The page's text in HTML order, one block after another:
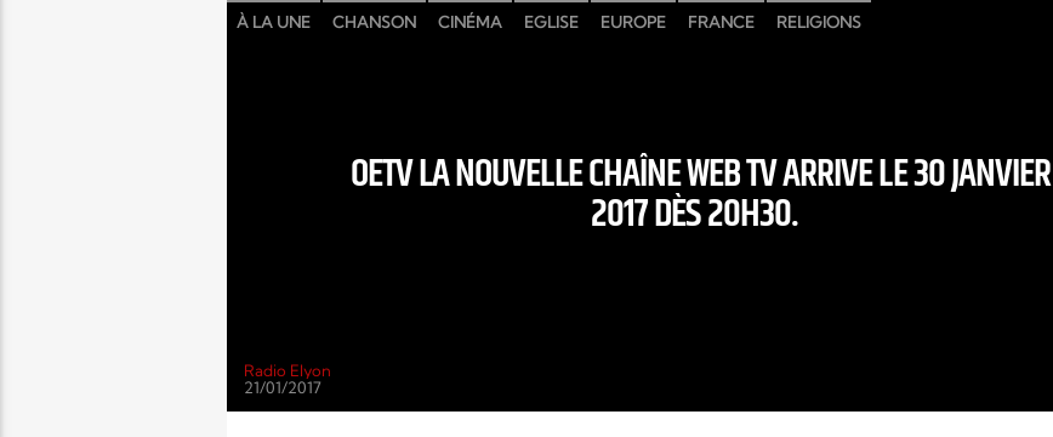
À LA UNE CHANSON CINÉMA EGLISE EUROPE FRANCE RELIGIONS
OETV LA NOUVELLE CHAÎNE WEB TV ARRIVE LE 30 JANVIER
2017 DÈS 20H30.
Radio Elyon
21/01/2017